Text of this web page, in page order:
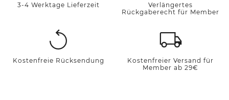
3-4 Werktage Lieferzeit
Verlängertes
Rückgaberecht für Member
Kostenfreie Rücksendung
Kostenfreier Versand für
Member ab 29€